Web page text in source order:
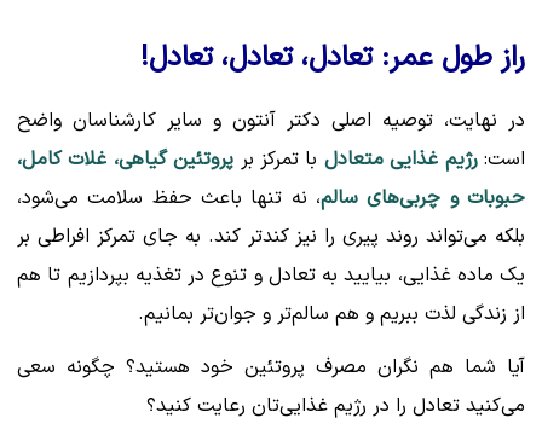
راز طول عمر: تعادل، تعادل، تعادل!
در نهایت، توصیه اصلی دکتر آنتون و سایر کارشناسان واضح
است:رژیم غذایی متعادل با تمرکز بر پروتئین گیاهی، غلات کامل،
حبوبات و چربی‌های سالم، نه تنها باعث حفظ سلامت می‌شود،
بلکه می‌تواند روند پیری را نیز کندتر کند. به جای تمرکز افراطی بر
یک ماده غذایی، بیایید به تعادل و تنوع در تغذیه بپردازیم تا هم
از زندگی لذت ببریم و هم سالم‌تر و جوان‌تر بمانیم.
آیا شما هم نگران مصرف پروتئین خود هستید؟ چگونه سعی
می‌کنید تعادل را در رژیم غذایی‌تان رعایت کنید؟